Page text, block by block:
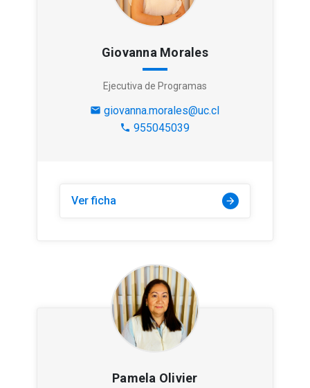
Giovanna Morales
Ejecutiva de Programas
mail giovanna.morales@uc.cl
phone 955045039
Ver ficha arrow_forward
Pamela Olivier